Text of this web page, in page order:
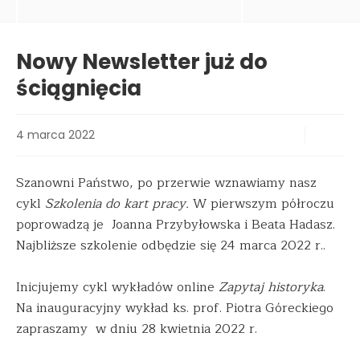
Nowy Newsletter już do
ściągnięcia
4 marca 2022
Szanowni Państwo, po przerwie wznawiamy nasz
cykl Szkolenia do kart pracy. W pierwszym półroczu
poprowadzą je Joanna Przybyłowska i Beata Hadasz.
Najbliższe szkolenie odbędzie się 24 marca 2022 r..
Inicjujemy cykl wykładów online Zapytaj historyka.
Na inauguracyjny wykład ks. prof. Piotra Góreckiego
zapraszamy w dniu 28 kwietnia 2022 r.